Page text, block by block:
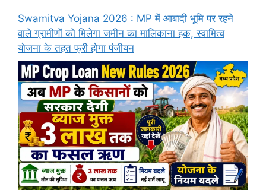
Swamitva Yojana 2026 : MP में आबादी भूमि पर रहने
वाले ग्रामीणों को मिलेगा जमीन का मालिकाना हक, स्वामित्व
योजना के तहत फ्री होगा पंजीयन